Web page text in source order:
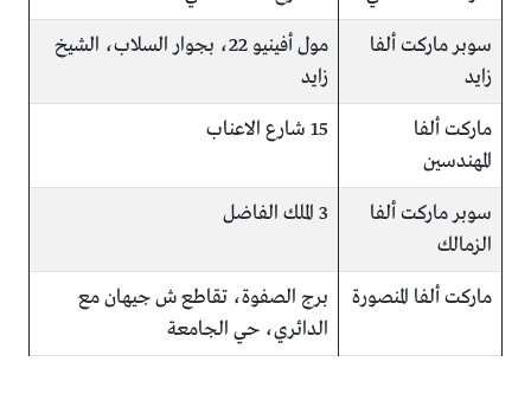
سوبر ماركت ألفا
زايد
مول أفينيو 22، بجوار السلاب، الشيخ
زايد
ماركت ألفا
المهندسين
15 شارع الاعناب
سوبر ماركت ألفا
الزمالك
3 الملك الفاضل
ماركت ألفا المنصورة
برج الصفوة، تقاطع ش جيهان مع
الدائري، حي الجامعة